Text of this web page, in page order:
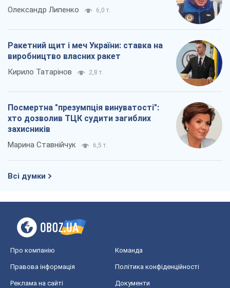
Олександр Липенко 6,0 т.
Ракетний щит і меч України: ставка на
виробництво власних ракет
Кирило Татарінов 2,8 т.
Посмертна "презумпція винуватості":
хто дозволив ТЦК судити загиблих
захисників
Марина Ставнійчук 6,5 т.
Всі думки
Про компанію Команда
Правова інформація Політика конфіденційності
Реклама на сайті Документи